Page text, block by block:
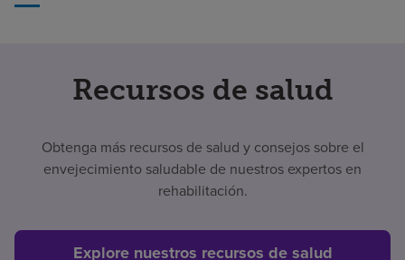
Recursos de salud
Obtenga más recursos de salud y consejos sobre el
envejecimiento saludable de nuestros expertos en
rehabilitación.
Explore nuestros recursos de salud